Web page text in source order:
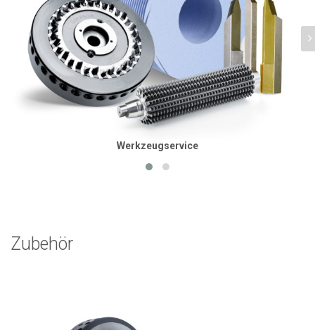
Werkzeugservice
Zubehör